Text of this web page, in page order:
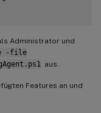
Administrator und
-file
aus.
Features an und